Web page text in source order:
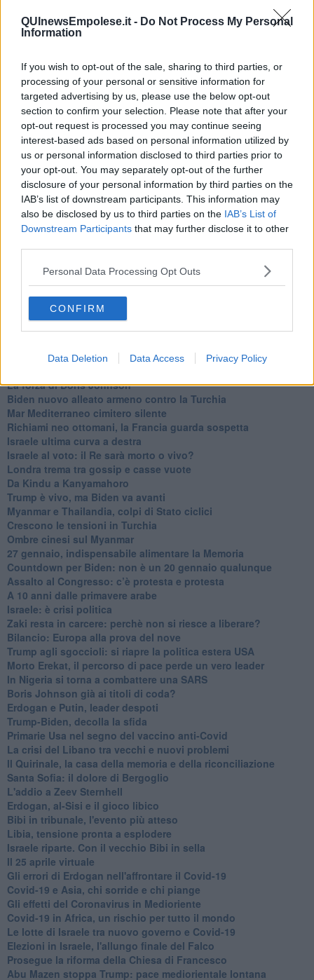
QUInewsEmpolese.it - Do Not Process My Personal
Information
If you wish to opt-out of the sale, sharing to third parties, or
processing of your personal or sensitive information for
targeted advertising by us, please use the below opt-out
section to confirm your selection. Please note that after your
opt-out request is processed you may continue seeing
interest-based ads based on personal information utilized by
us or personal information disclosed to third parties prior to
your opt-out. You may separately opt-out of the further
disclosure of your personal information by third parties on the
IAB’s list of downstream participants. This information may
also be disclosed by us to third parties on the IAB’s List of
Downstream Participants that may further disclose it to other
Personal Data Processing Opt Outs
CONFIRM
Data Deletion Data Access Privacy Policy
​Il caos libico è un pozzo senza fine
Erdoğan e l'informazione
Capitol Hill un anno dopo
Desmond Tutu "la voce dei senza voce"
Natale da incubo per Boris Johnson
La questione Ucraina
Cipro, un ponte dove si mischiano le culture
Una vigilia di Natale per un nuovo Rais
La questione israelo-palestinese ignorata dal G20
Erdogan continua a sfidare l'Occidente
Libano, collasso economico e guerra civile
Johnson, da Trump a Biden alla Brexit
L'AUKUS e il Quad
Biden, primo presidente USA non in guerra
Papa Bergoglio vedrà Viktor Orbán
​La lenta agonia del Libano
Sudafrica, è allarme alimentare
Usa di nuovo al centro della geopolitica internazionale
L’appuntamento di Israele con il cambiamento
La farsa delle elezioni in Siria
Biden chiama ma Netanyahu non risponde
La forza di Boris Johnson
Biden nuovo alleato armeno contro la Turchia
Mar Mediterraneo cimitero silente
Richiami neo ottomani, la Francia guarda sospetta
Israele ultima curva a destra
Israele al voto: il Re sarà morto o vivo?
Londra trema tra gossip e casse vuote
Da Kindu a Kanyamahoro
Trump è vivo, ma Biden va avanti
Myanmar e Thailandia, colpi di Stato ciclici
Crescono le tensioni in Turchia
Ombre cinesi sul Myanmar
27 gennaio, indispensabile alimentare la Memoria
Countdown per Biden: non è un 20 gennaio qualunque
Assalto al Congresso: c’è protesta e protesta
A 10 anni dalle primavere arabe
Israele: è crisi politica
Zaki resta in carcere: perchè non si riesce a liberare?
Bilancio: Europa alla prova del nove
Trump agli sgoccioli: si riapre la politica estera USA
Morto Erekat, il percorso di pace perde un vero leader
In Nigeria si torna a combattere una SARS
Boris Johnson già ai titoli di coda?
Erdogan e Putin, leader despoti
Trump-Biden, decolla la sfida
Primarie Usa nel segno del vaccino anti-Covid
La crisi del Libano tra vecchi e nuovi problemi
Il Quirinale, la casa della memoria e della riconciliazione
Santa Sofia: il dolore di Bergoglio
L'addio a ​Zeev Sternhell
Erdogan, al-Sisi e il gioco libico
Bibi in tribunale, l'evento più atteso
Libia, tensione pronta a esplodere
Israele riparte. Con il vecchio Bibi in sella
Il 25 aprile virtuale
Gli errori di Erdogan nell'affrontare il Covid-19
Covid-19 e Asia, chi sorride e chi piange
Gli effetti del Coronavirus in Medioriente
Covid-19 in Africa, un rischio per tutto il mondo
Le lotte di Israele tra nuovo governo e Covid-19
Elezioni in Israele, l'allungo finale del Falco
Prosegue la riforma della Chiesa di Francesco
Abu Mazen stoppa Trump: pace mediorientale lontana